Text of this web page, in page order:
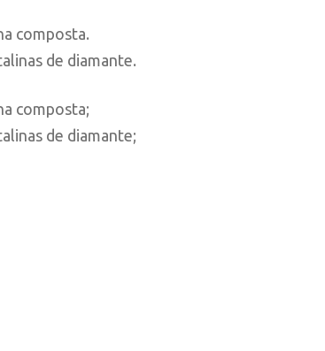
composta.
de diamante.
composta;
de diamante;